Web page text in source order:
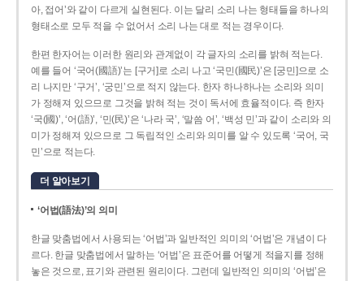
아, 접어’와 같이 다르게 실현된다. 이는 달리 소리 나는 형태들을 하나의
형태소로 모두 적을 수 없어서 소리 나는 대로 적는 경우이다.
한편 한자어는 이러한 원리와 관계없이 각 글자의 소리를 밝혀 적는다.
예를 들어 ‘국어(國語)’는 [구거]로 소리 나고 ‘국민(國民)’은 [궁민]으로 소
리 나지만 ‘구거’, ‘궁민’으로 적지 않는다. 한자 하나하나는 소리와 의미
가 정해져 있으므로 그것을 밝혀 적는 것이 독서에 효율적이다. 즉 한자
‘국(國)’, ‘어(語)’, ‘민(民)’은 ‘나라 국’, ‘말씀 어’, ‘백성 민’과 같이 소리와 의
미가 정해져 있으므로 그 독립적인 소리와 의미를 알 수 있도록 ‘국어, 국
민’으로 적는다.
더 알아보기
‘어법(語法)’의 의미
한글 맞춤법에서 사용되는 ‘어법’과 일반적인 의미의 ‘어법’은 개념이 다
르다. 한글 맞춤법에서 말하는 ‘어법’은 표준어를 어떻게 적을지를 정해
놓은 것으로, 표기와 관련된 원리이다. 그런데 일반적인 의미의 ‘어법’은